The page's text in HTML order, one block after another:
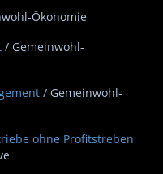
Ökonomie
/ Gemeinwohl-
/ Gemeinwohl-
ohne Profitstreben